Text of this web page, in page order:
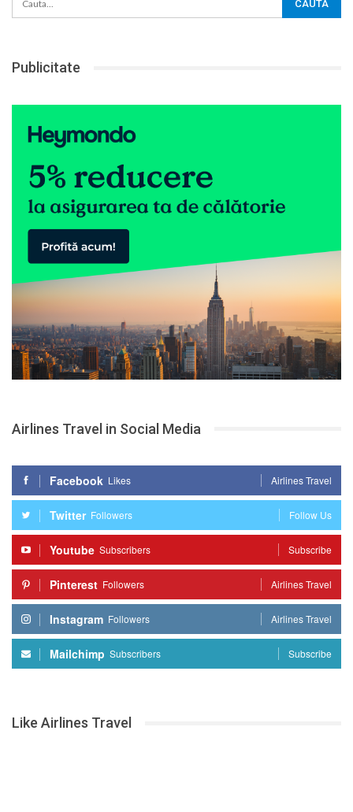
Publicitate
Airlines Travel in Social Media
Facebook Likes Airlines Travel
Twitter Followers Follow Us
Youtube Subscribers Subscribe
Pinterest Followers Airlines Travel
Instagram Followers Airlines Travel
Mailchimp Subscribers Subscribe
Like Airlines Travel